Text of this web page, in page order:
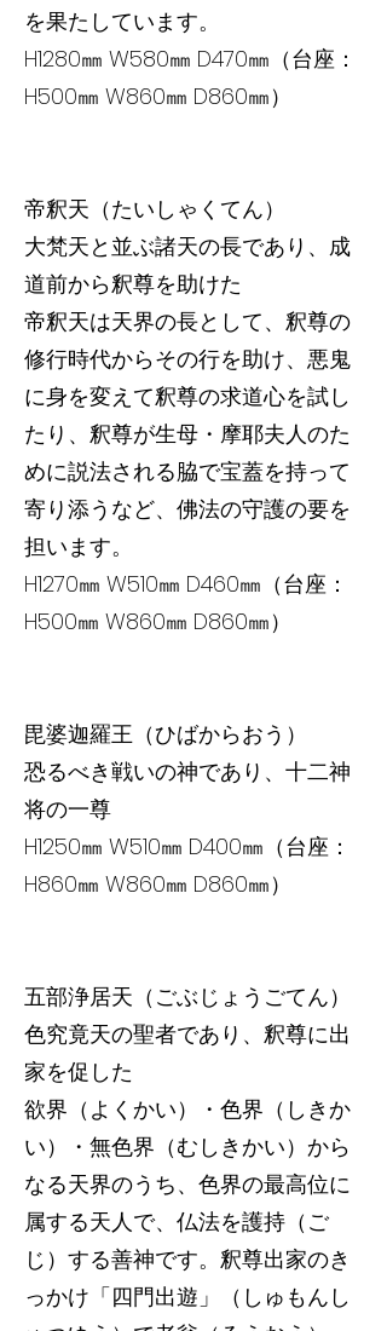
を果たしています。
H1280㎜ W580㎜ D470㎜（台座：
H500㎜ W860㎜ D860㎜）
帝釈天（たいしゃくてん）
大梵天と並ぶ諸天の長であり、成
道前から釈尊を助けた
帝釈天は天界の長として、釈尊の
修行時代からその行を助け、悪鬼
に身を変えて釈尊の求道心を試し
たり、釈尊が生母・摩耶夫人のた
めに説法される脇で宝蓋を持って
寄り添うなど、佛法の守護の要を
担います。
H1270㎜ W510㎜ D460㎜（台座：
H500㎜ W860㎜ D860㎜）
毘婆迦羅王（ひばからおう）
恐るべき戦いの神であり、十二神
将の一尊
H1250㎜ W510㎜ D400㎜（台座：
H860㎜ W860㎜ D860㎜）
五部浄居天（ごぶじょうごてん）
色究竟天の聖者であり、釈尊に出
家を促した
欲界（よくかい）・色界（しきか
い）・無色界（むしきかい）から
なる天界のうち、色界の最高位に
属する天人で、仏法を護持（ご
じ）する善神です。釈尊出家のき
っかけ「四門出遊」（しゅもんし